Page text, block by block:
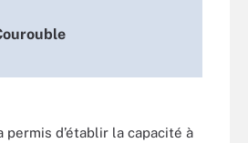
permis d’établir la capacité à